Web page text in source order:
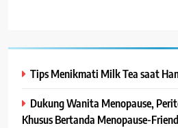
Tips Menikmati Milk Tea saat
Dukung Wanita Menopause,
Khusus Bertanda Menopause-